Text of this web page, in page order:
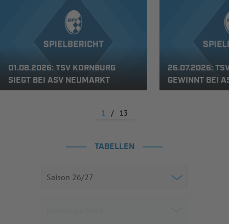
01.08.2026: TSV KORNBURG
SIEGT BEI ASV NEUMARKT
26.07.2026: TSV
EWINNT BEI
1 / 13
TABELLEN